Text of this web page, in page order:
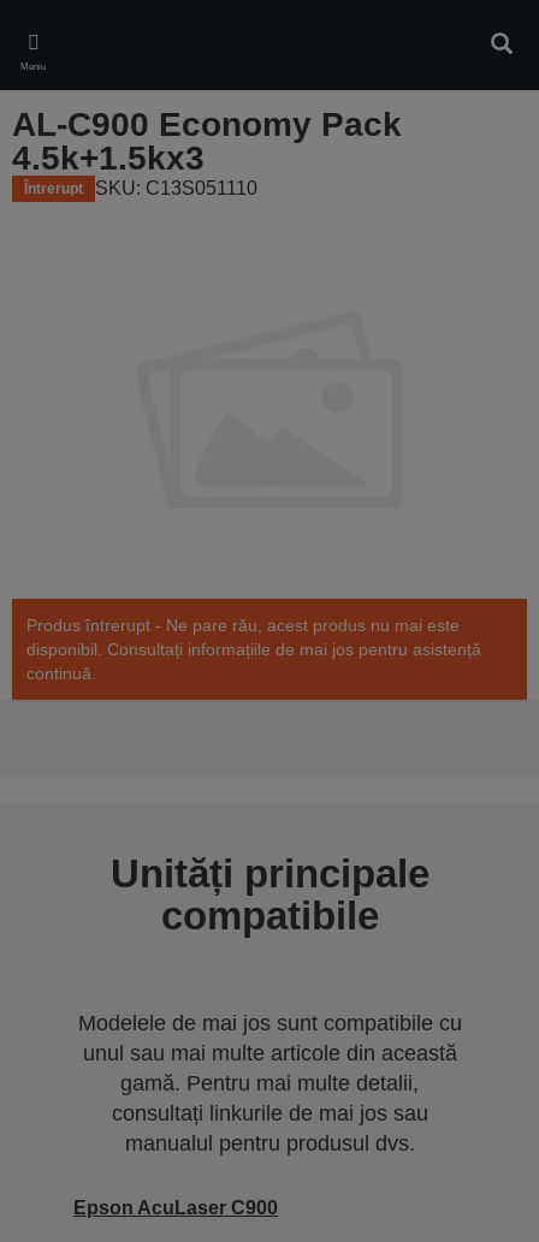
main
content
Meniu
AL-C900 Economy Pack
4.5k+1.5kx3
Întrerupt SKU: C13S051110
Produs întrerupt - Ne pare rău, acest produs nu mai este
disponibil. Consultați informațiile de mai jos pentru asistență
continuă.
Unități principale
compatibile
Modelele de mai jos sunt compatibile cu
unul sau mai multe articole din această
gamă. Pentru mai multe detalii,
consultați linkurile de mai jos sau
manualul pentru produsul dvs.
Epson AcuLaser C900